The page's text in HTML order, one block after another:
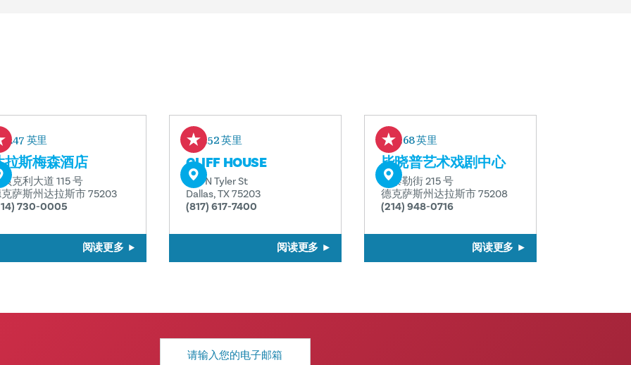
0.47 英里
拉斯梅森酒店
克利大道 115 号
萨斯州达拉斯市 75203
730-0005
阅读更多
0.52 英里
CLIFF HOUSE
610 N Tyler St
Dallas, TX 75203
(817) 617-7400
阅读更多
0.68 英里
毕晓普艺术戏剧中心
南泰勒街 215 号
德克萨斯州达拉斯市 75208
(214) 948-0716
阅读更多
电